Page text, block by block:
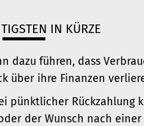
IN KÜRZE
dazu führen, dass
über ihre Finanzen
pünktlicher Rückzahlung
der Wunsch nach einer